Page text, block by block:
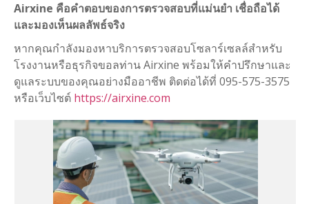
Airxine คือคำตอบของการตรวจสอบที่แม่นยำ เชื่อถือได้
และมองเห็นผลลัพธ์จริง
หากคุณกำลังมองหาบริการตรวจสอบโซลาร์เซลล์สำหรับ
โรงงานหรือธุรกิจขอลท่าน Airxine พร้อมให้คำปรึกษาและ
ดูแลระบบของคุณอย่างมืออาชีพ ติดต่อได้ที่ 095-575-3575
หรือเว็บไซต์ https://airxine.com